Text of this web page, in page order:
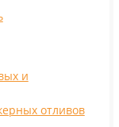
и
отливов